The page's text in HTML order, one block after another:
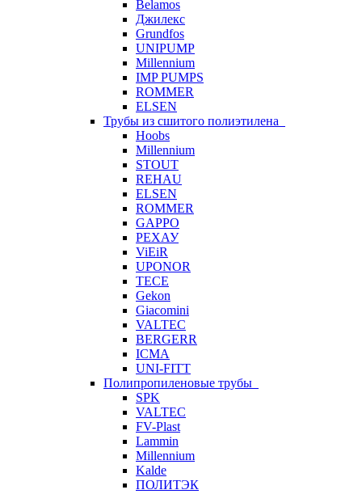
Belamos
Джилекс
Grundfos
UNIPUMP
Millennium
IMP PUMPS
ROMMER
ELSEN
Трубы из сшитого полиэтилена
Hoobs
Millennium
STOUT
REHAU
ELSEN
ROMMER
GAPPO
РЕХАУ
ViEiR
UPONOR
TECE
Gekon
Giacomini
VALTEC
BERGERR
ICMA
UNI-FITT
Полипропиленовые трубы
SPK
VALTEC
FV-Plast
Lammin
Millennium
Kalde
ПОЛИТЭК